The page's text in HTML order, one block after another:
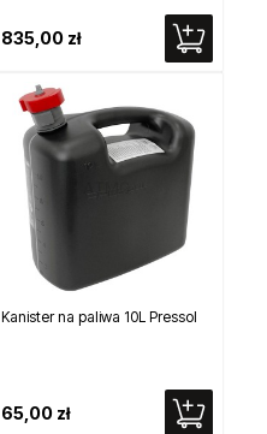
835,00 zł
Kanister na paliwa 10L Pressol
65,00 zł